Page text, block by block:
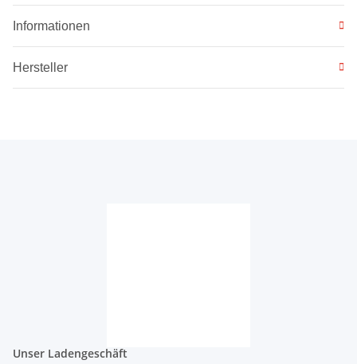
Informationen
Hersteller
Unser Ladengeschäft